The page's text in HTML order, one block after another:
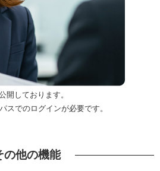
開しております。
スでのログインが必要です。
の他の機能